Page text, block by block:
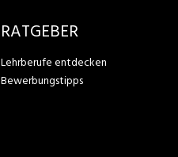
RATGEBER
Lehrberufe entdecken
Bewerbungstipps